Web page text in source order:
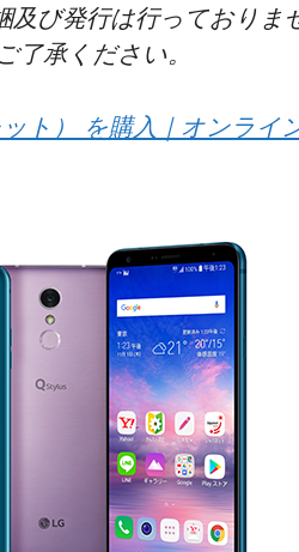
及び発行は行っており
了承ください。
ト） を購入｜オンラ